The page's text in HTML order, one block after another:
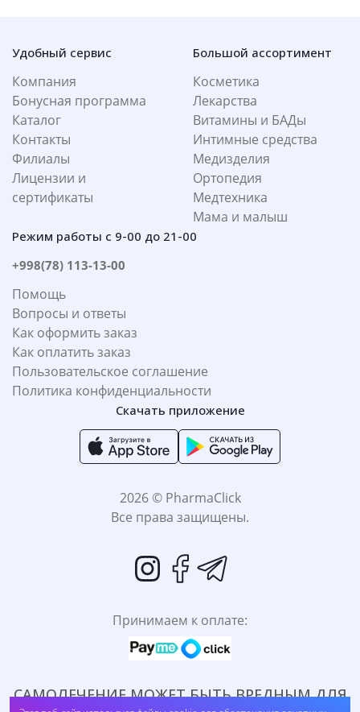
Удобный сервис
Компания
Бонусная программа
Каталог
Контакты
Филиалы
Лицензии и
сертификаты
Большой ассортимент
Косметика
Лекарства
Витамины и БАДы
Интимные средства
Медизделия
Ортопедия
Медтехника
Мама и малыш
Режим работы с 9-00 до 21-00
+998(78) 113-13-00
Помощь
Вопросы и ответы
Как оформить заказ
Как оплатить заказ
Пользовательское соглашение
Политика конфиденциальности
Скачать приложение
2026 © PharmaClick
Все права защищены.
Принимаем к оплате:
САМОЛЕЧЕНИЕ МОЖЕТ БЫТЬ ВРЕДНЫМ ДЛЯ